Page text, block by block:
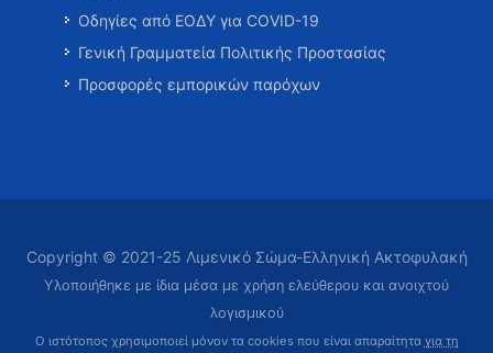
Οδηγίες από ΕΟΔΥ για COVID-19
Γενική Γραμματεία Πολιτικής Προστασίας
Προσφορές εμπορικών παρόχων
Copyright © 2021-25 Λιμενικό Σώμα-Ελληνική Ακτοφυλακή
Υλοποιήθηκε με ίδια μέσα με χρήση ελεύθερου και ανοιχτού
λογισμικού
Ο ιστότοπος χρησιμοποιεί μόνον τα cookies που είναι απαραίτητα για τη